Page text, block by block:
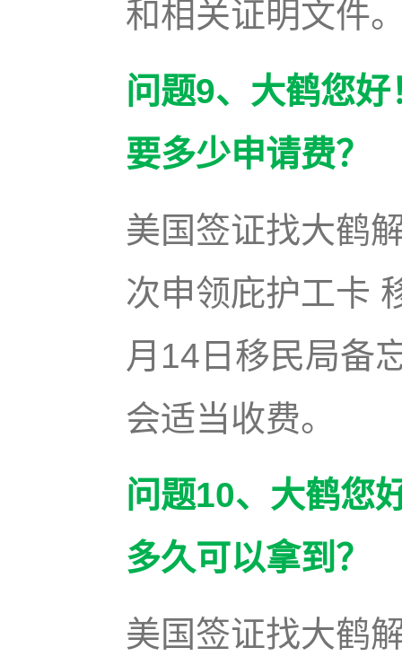
和相关证明文件
问题9、大鹤您
要多少申请费？
美国签证找大鹤
次申领庇护工卡
月14日移民局备
会适当收费。
问题10、大鹤您
多久可以拿到？
美国签证找大鹤